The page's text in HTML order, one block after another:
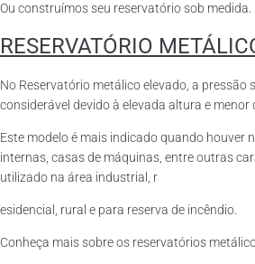
Ou construímos seu reservatório sob medida.
RESERVATÓRIO
No Reservatório metálico elevado, a pressão
considerável devido à elevada altura e menor
Este modelo é mais indicado quando houver
internas, casas de máquinas, entre outras
utilizado na área industrial, r
esidencial, rural e para reserva de incêndio.
Conheça mais sobre os reservatórios